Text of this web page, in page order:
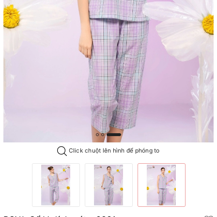
Click chuột lên hình để phóng to